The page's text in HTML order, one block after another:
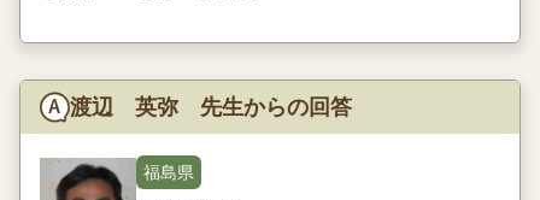
渡辺 英弥 先生からの回答
福島県